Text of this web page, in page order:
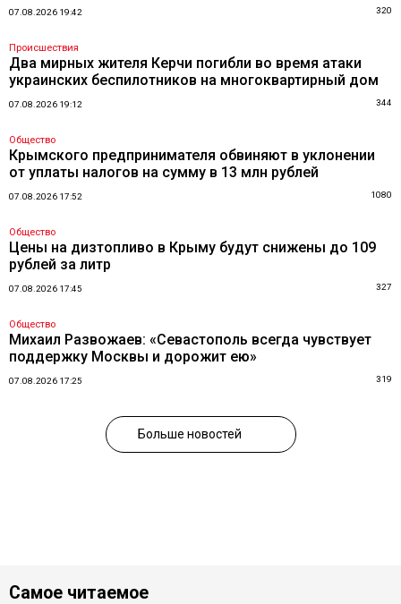
07.08.2026 19:42 320
Происшествия
Два мирных жителя Керчи погибли во время атаки
украинских беспилотников на многоквартирный дом
07.08.2026 19:12 344
Общество
Крымского предпринимателя обвиняют в уклонении
от уплаты налогов на сумму в 13 млн рублей
07.08.2026 17:52 1080
Общество
Цены на дизтопливо в Крыму будут снижены до 109
рублей за литр
07.08.2026 17:45 327
Общество
Михаил Развожаев: «Севастополь всегда чувствует
поддержку Москвы и дорожит ею»
07.08.2026 17:25 319
Больше новостей
Самое читаемое